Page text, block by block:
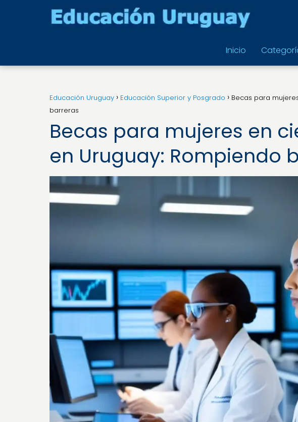
Inicio
Educación Uruguay Educación Superior y Posgrado
Becas para
barreras
Becas para mujeres en
en Uruguay: Rompiendo